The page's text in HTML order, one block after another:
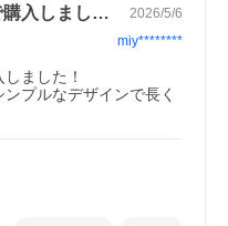
高校生の息子にプレゼントで購入しました… 2026/5/6
miy********
ました！
プルなデザインで長く